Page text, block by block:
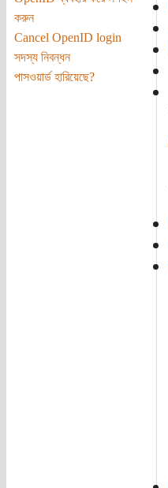
করুন
Cancel OpenID login
সদস্য নিবন্ধন
পাসওয়ার্ড হারিয়েছে?